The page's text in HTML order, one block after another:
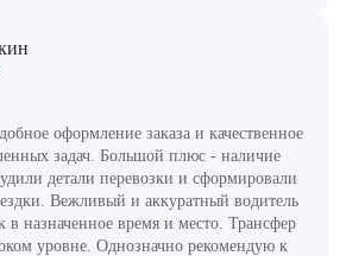
оформление заказа и качественное
задач. Большой плюс - наличие
детали перевозки и сформировали
Вежливый и аккуратный водитель
в назначенное время и место. Трансфер
уровне. Однозначно рекомендую к